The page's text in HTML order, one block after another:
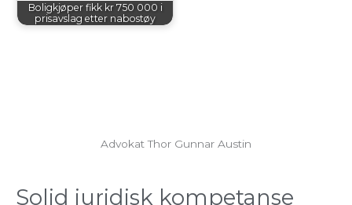
Boligkjøper fikk kr 750 000 i
prisavslag etter nabostøy
Advokat Thor Gunnar Austin
Solid juridisk kompetanse